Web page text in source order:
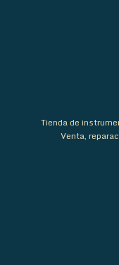
Tienda de
Venta,